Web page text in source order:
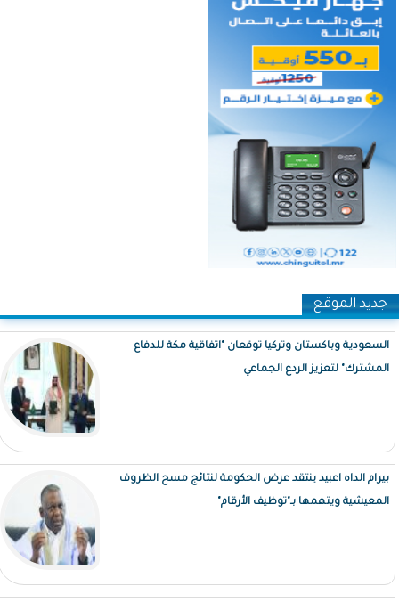
جديد الموقع
السعودية وباكستان وتركيا توقعان "اتفاقية مكة للدفاع
المشترك" لتعزيز الردع الجماعي
بيرام الداه اعبيد ينتقد عرض الحكومة لنتائج مسح الظروف
المعيشية ويتهمها بـ"توظيف الأرقام"